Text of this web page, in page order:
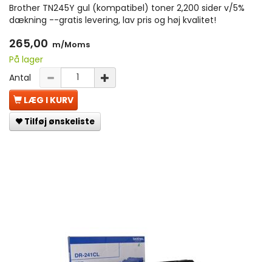
Brother TN245Y gul (kompatibel) toner 2,200 sider v/5%
dækning --gratis levering, lav pris og høj kvalitet!
265,00 m/Moms
På lager
Antal
LÆG I KURV
Tilføj ønskeliste